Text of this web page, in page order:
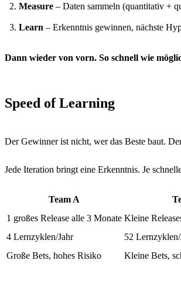
Measure – Daten sammeln (quantitativ +
Learn – Erkenntnis gewinnen, nächste
Dann wieder von vorn. So schnell wie
Speed of Learning
Der Gewinner ist nicht, wer das Beste baut.
Jede Iteration bringt eine Erkenntnis. Je
Team A
1 großes Release alle 3 Monate Kleine
4 Lernzyklen/Jahr
52
Große Bets, hohes Risiko
Kleine Bets,